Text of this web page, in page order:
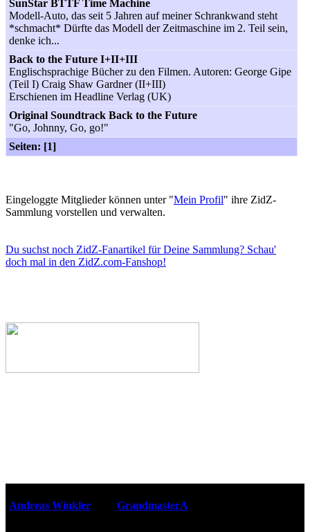
SunStar BTTF Time Machine
Modell-Auto, das seit 5 Jahren auf meiner Schrankwand steht
*schmacht* Dürfte das Modell der Zeitmaschine im 2. Teil sein,
denke ich...
Back to the Future I+II+III
Englischsprachige Bücher zu den Filmen. Autoren: George Gipe
(Teil I) Craig Shaw Gardner (II+III)
Erschienen im Headline Verlag (UK)
Original Soundtrack Back to the Future
"Go, Johnny, Go, go!"
Seiten: [1]
Eingeloggte Mitglieder können unter "Mein Profil" ihre ZidZ-
Sammlung vorstellen und verwalten.
Du suchst noch ZidZ-Fanartikel für Deine Sammlung? Schau'
doch mal in den ZidZ.com-Fanshop!
Andreas Winkler
GrandmasterA